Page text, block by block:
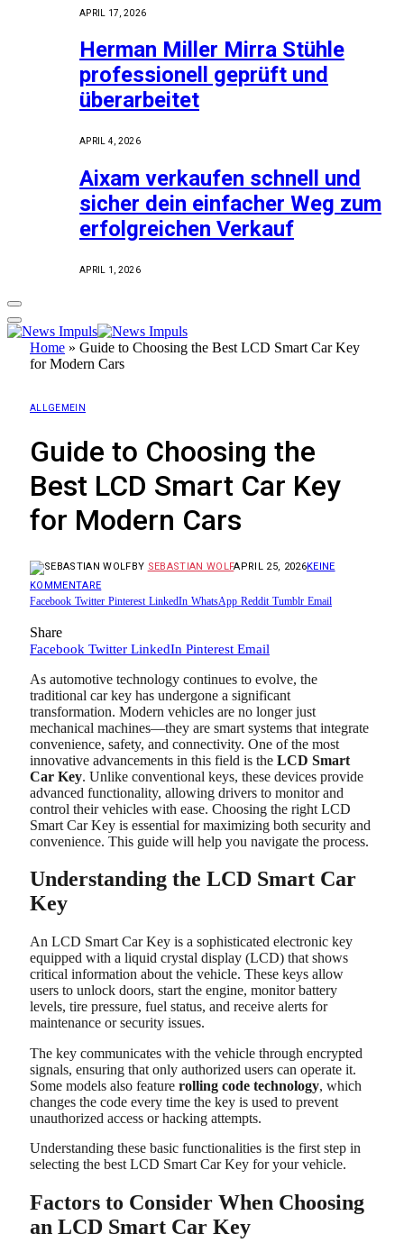
APRIL 17, 2026
Herman Miller Mirra Stühle
professionell geprüft und
überarbeitet
APRIL 4, 2026
Aixam verkaufen schnell und
sicher dein einfacher Weg zum
erfolgreichen Verkauf
APRIL 1, 2026
Home » Guide to Choosing the Best LCD Smart Car Key
for Modern Cars
ALLGEMEIN
Guide to Choosing the
Best LCD Smart Car Key
for Modern Cars
BY SEBASTIAN WOLFAPRIL 25, 2026KEINE
KOMMENTARE
Facebook Twitter Pinterest LinkedIn WhatsApp Reddit Tumblr Email
Share
Facebook Twitter LinkedIn Pinterest Email
As automotive technology continues to evolve, the
traditional car key has undergone a significant
transformation. Modern vehicles are no longer just
mechanical machines—they are smart systems that integrate
convenience, safety, and connectivity. One of the most
innovative advancements in this field is the LCD Smart
Car Key. Unlike conventional keys, these devices provide
advanced functionality, allowing drivers to monitor and
control their vehicles with ease. Choosing the right LCD
Smart Car Key is essential for maximizing both security and
convenience. This guide will help you navigate the process.
Understanding the LCD Smart Car
Key
An LCD Smart Car Key is a sophisticated electronic key
equipped with a liquid crystal display (LCD) that shows
critical information about the vehicle. These keys allow
users to unlock doors, start the engine, monitor battery
levels, tire pressure, fuel status, and receive alerts for
maintenance or security issues.
The key communicates with the vehicle through encrypted
signals, ensuring that only authorized users can operate it.
Some models also feature rolling code technology, which
changes the code every time the key is used to prevent
unauthorized access or hacking attempts.
Understanding these basic functionalities is the first step in
selecting the best LCD Smart Car Key for your vehicle.
Factors to Consider When Choosing
an LCD Smart Car Key